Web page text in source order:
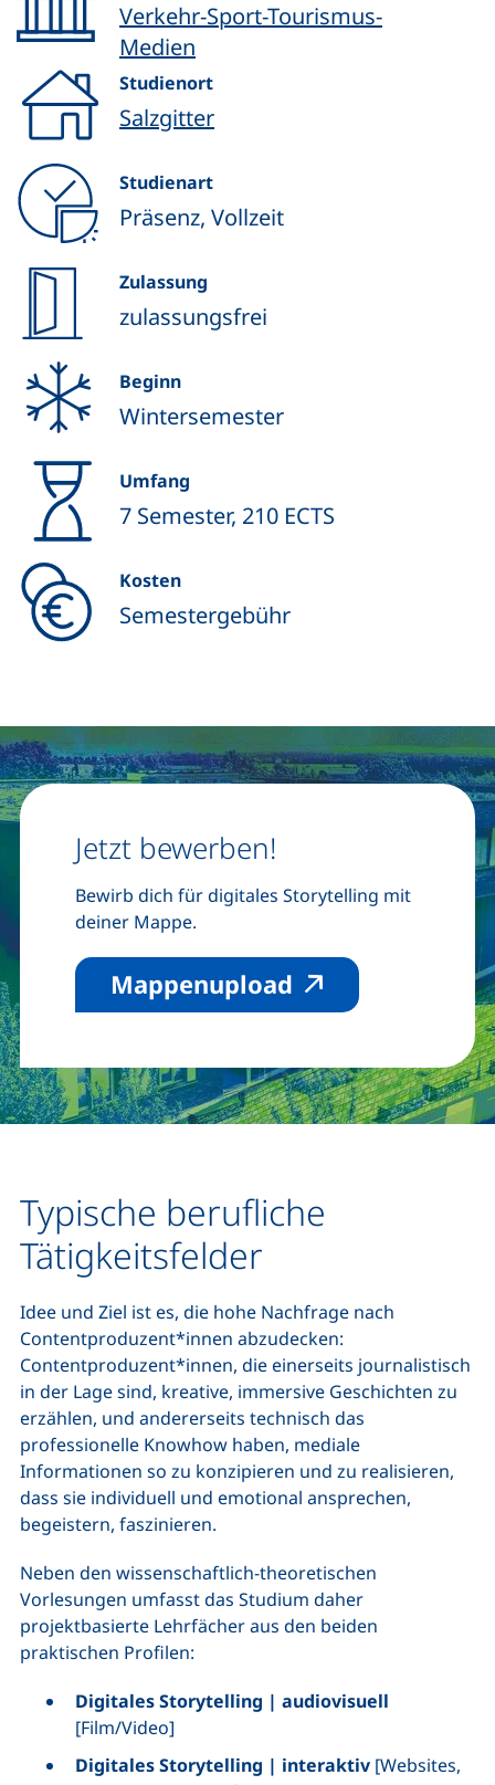
Verkehr-Sport-Tourismus-
Medien
Studienort
Salzgitter
Studienart
Präsenz, Vollzeit
Zulassung
zulassungsfrei
Beginn
Wintersemester
Umfang
7 Semester, 210 ECTS
Kosten
Semestergebühr
Jetzt bewerben!
Bewirb dich für digitales Storytelling mit
deiner Mappe.
Mappenupload (externer Link,
Typische berufliche
Tätigkeitsfelder
Idee und Ziel ist es, die hohe Nachfrage nach
Contentproduzent*innen abzudecken:
Contentproduzent*innen, die einerseits journalistisch
in der Lage sind, kreative, immersive Geschichten zu
erzählen, und andererseits technisch das
professionelle Knowhow haben, mediale
Informationen so zu konzipieren und zu realisieren,
dass sie individuell und emotional ansprechen,
begeistern, faszinieren.
Neben den wissenschaftlich-theoretischen
Vorlesungen umfasst das Studium daher
projektbasierte Lehrfächer aus den beiden
praktischen Profilen:
Digitales Storytelling | audiovisuell
[Film/Video]
Digitales Storytelling | interaktiv [Websites,